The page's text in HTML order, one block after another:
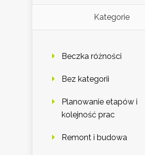
Kategorie
Beczka różności
Bez kategorii
Planowanie etapów i
kolejność prac
Remont i budowa